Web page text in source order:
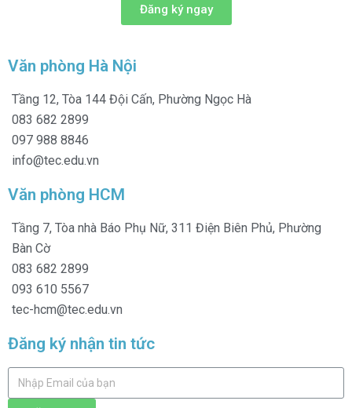
Đăng ký ngay
Văn phòng Hà Nội
Tầng 12, Tòa 144 Đội Cấn, Phường Ngọc Hà
083 682 2899
097 988 8846
info@tec.edu.vn
Văn phòng HCM
Tầng 7, Tòa nhà Báo Phụ Nữ, 311 Điện Biên Phủ, Phường
Bàn Cờ
083 682 2899
093 610 5567
tec-hcm@tec.edu.vn
Đăng ký nhận tin tức